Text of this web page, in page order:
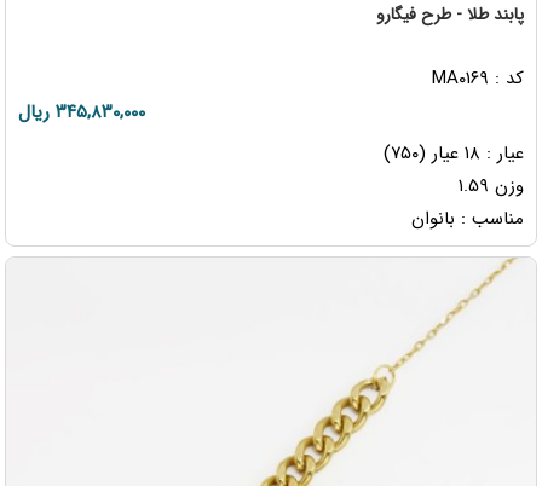
پابند طلا - طرح فیگارو
کد : MA۰۱۶۹
۳۴۵,۸۳۰,۰۰۰ ریال
عیار : ۱۸ عیار (۷۵۰)
وزن ۱.۵۹
مناسب : بانوان